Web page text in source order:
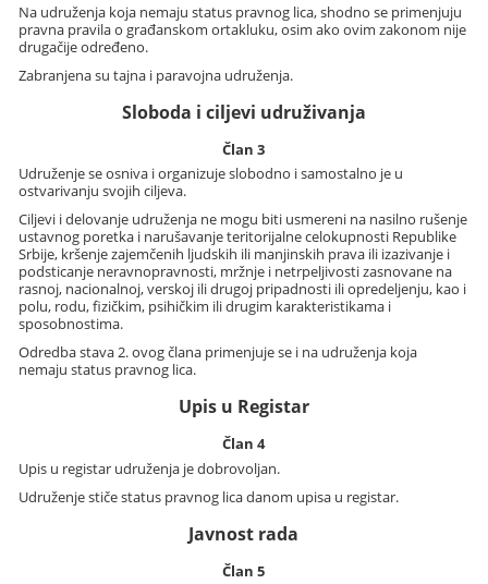
Na udruženja koja nemaju status pravnog lica, shodno se primenjuju
pravna pravila o građanskom ortakluku, osim ako ovim zakonom nije
drugačije određeno.
Zabranjena su tajna i paravojna udruženja.
Sloboda i ciljevi udruživanja
Član 3
Udruženje se osniva i organizuje slobodno i samostalno je u
ostvarivanju svojih ciljeva.
Ciljevi i delovanje udruženja ne mogu biti usmereni na nasilno rušenje
ustavnog poretka i narušavanje teritorijalne celokupnosti Republike
Srbije, kršenje zajemčenih ljudskih ili manjinskih prava ili izazivanje i
podsticanje neravnopravnosti, mržnje i netrpeljivosti zasnovane na
rasnoj, nacionalnoj, verskoj ili drugoj pripadnosti ili opredeljenju, kao i
polu, rodu, fizičkim, psihičkim ili drugim karakteristikama i
sposobnostima.
Odredba stava 2. ovog člana primenjuje se i na udruženja koja
nemaju status pravnog lica.
Upis u Registar
Član 4
Upis u registar udruženja je dobrovoljan.
Udruženje stiče status pravnog lica danom upisa u registar.
Javnost rada
Član 5